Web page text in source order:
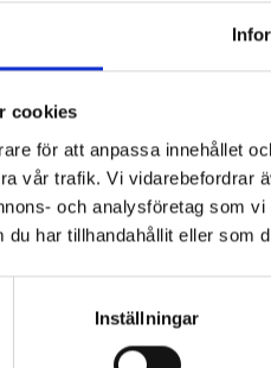
cookies
för att anpassa innehållet
vår trafik. Vi vidarebefordrar
och analysföretag som
du har tillhandahållit eller som
Inställningar